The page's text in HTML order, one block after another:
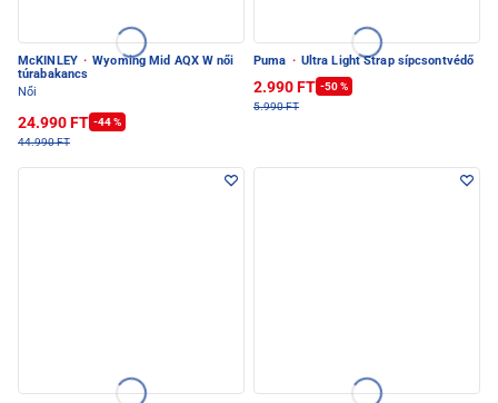
McKINLEY · Wyoming Mid AQX W női
túrabakancs
Női
24.990 FT -44 %
44.990 FT
Puma · Ultra Light Strap sípcsontvédő
2.990 FT -50 %
5.990 FT